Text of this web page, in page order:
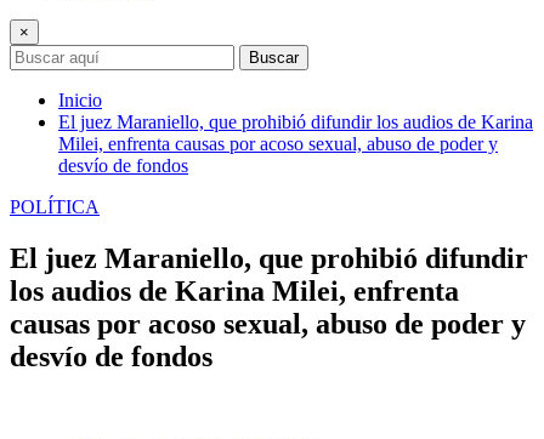
×
Buscar
Inicio
El juez Maraniello, que prohibió difundir los audios de Karina
Milei, enfrenta causas por acoso sexual, abuso de poder y
desvío de fondos
POLÍTICA
El juez Maraniello, que prohibió difundir
los audios de Karina Milei, enfrenta
causas por acoso sexual, abuso de poder y
desvío de fondos